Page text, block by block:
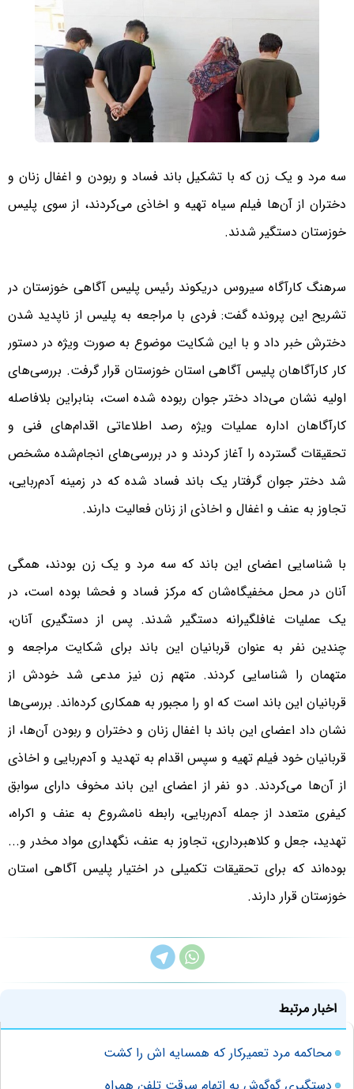
سه مرد و یک زن که با تشکیل باند فساد و ربودن و اغفال زنان و
دختران از آن‌ها فیلم سیاه تهیه و اخاذی می‌کردند، از سوی پلیس
خوزستان دستگیر شدند.
سرهنگ کارآگاه سیروس دریکوند رئیس پلیس آگاهی خوزستان در
تشریح این پرونده گفت: فردی با مراجعه به پلیس از ناپدید شدن
دخترش خبر داد و با این شکایت موضوع به صورت ویژه در دستور
کار کارآگاهان پلیس آگاهی استان خوزستان قرار گرفت. بررسی‌های
اولیه نشان می‌داد دختر جوان ربوده شده است، بنابراین بلافاصله
کارآگاهان اداره عملیات ویژه رصد اطلاعاتی اقدام‌های فنی و
تحقیقات گسترده را آغاز کردند و در بررسی‌های انجام‌شده مشخص
شد دختر جوان گرفتار یک باند فساد شده که در زمینه آدم‌ربایی،
تجاوز به عنف و اغفال و اخاذی از زنان فعالیت دارند.
با شناسایی اعضای این باند که سه مرد و یک زن بودند، همگی
آنان در محل مخفیگاه‌شان که مرکز فساد و فحشا بوده است، در
یک عملیات غافلگیرانه دستگیر شدند. پس از دستگیری آنان،
چندین نفر به عنوان قربانیان این باند برای شکایت مراجعه و
متهمان را شناسایی کردند. متهم زن نیز مدعی شد خودش از
قربانیان این باند است که او را مجبور به همکاری کرده‌اند. بررسی‌ها
نشان داد اعضای این باند با اغفال زنان و دختران و ربودن آن‌ها، از
قربانیان خود فیلم تهیه و سپس اقدام به تهدید و آدم‌ربایی و اخاذی
از آن‌ها می‌کردند. دو نفر از اعضای این باند مخوف دارای سوابق
کیفری متعدد از جمله آدم‌ربایی، رابطه نامشروع به عنف و اکراه،
تهدید، جعل و کلاهبرداری، تجاوز به عنف، نگهداری مواد مخدر و...
بوده‌اند که برای تحقیقات تکمیلی در اختیار پلیس آگاهی استان
خوزستان قرار دارند.
اخبار مرتبط
محاکمه مرد تعمیرکار که همسایه اش را کشت